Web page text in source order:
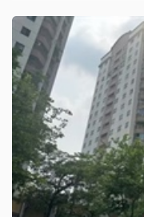
Công
cụ
đầu
tư